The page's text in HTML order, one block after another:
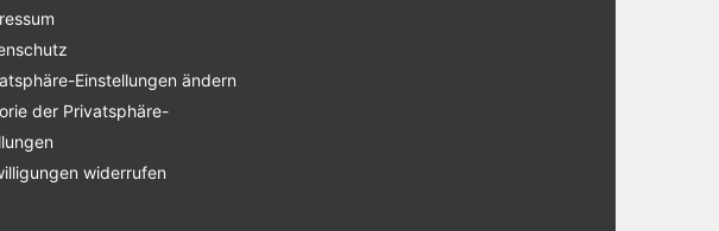
Einstellungen ändern
der Privatsphäre-
widerrufen